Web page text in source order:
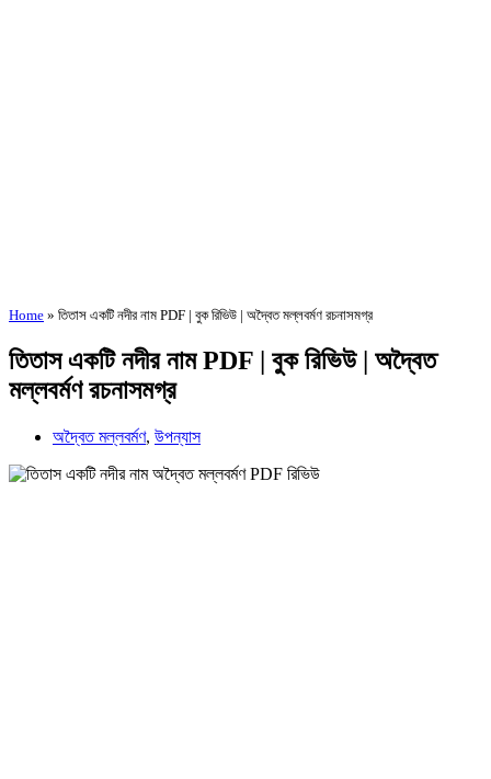
Home » তিতাস একটি নদীর নাম PDF | বুক রিভিউ | অদ্বৈত মল্লবর্মণ রচনাসমগ্র
তিতাস একটি নদীর নাম PDF | বুক রিভিউ | অদ্বৈত
মল্লবর্মণ রচনাসমগ্র
অদ্বৈত মল্লবর্মণ, উপন্যাস